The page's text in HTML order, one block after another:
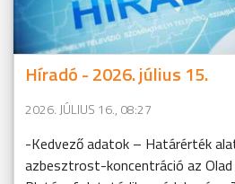
Híradó - 2026. július 15.
2026. JÚLIUS 16., 08:27
-Kedvező adatok – Határérték
azbesztrost-koncentráció az Olad